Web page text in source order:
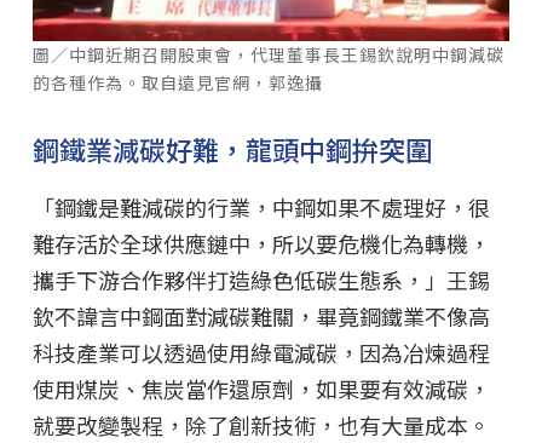
圖／中鋼近期召開股東會，代理董事長王錫欽說明中鋼減碳
的各種作為。取自遠見官網，郭逸攝
鋼鐵業減碳好難，龍頭中鋼拚突圍
「鋼鐵是難減碳的行業，中鋼如果不處理好，很
難存活於全球供應鏈中，所以要危機化為轉機，
攜手下游合作夥伴打造綠色低碳生態系，」王錫
欽不諱言中鋼面對減碳難關，畢竟鋼鐵業不像高
科技產業可以透過使用綠電減碳，因為冶煉過程
使用煤炭、焦炭當作還原劑，如果要有效減碳，
就要改變製程，除了創新技術，也有大量成本。